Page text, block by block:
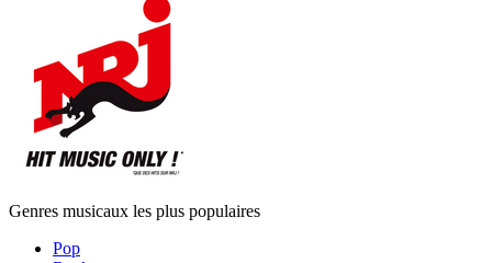
Genres musicaux les plus populaires
Pop